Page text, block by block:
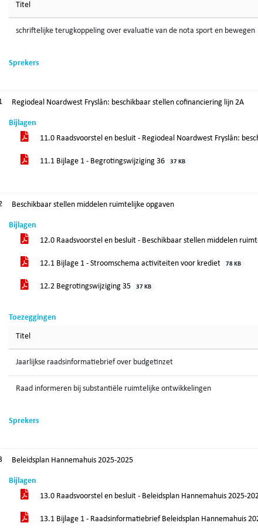
Titel
schriftelijke terugkoppeling over evaluatie van de nota sport en bewegen
Sprekers
Regiodeal Noardwest Fryslân: beschikbaar stellen cofinanciering lijn 2A
Bijlagen
11.0 Raadsvoorstel en besluit - Regiodeal Noardwest Fryslân:
11.1 Bijlage 1 - Begrotingswijziging 36 37 KB
Beschikbaar stellen middelen ruimtelijke opgaven
Bijlagen
12.0 Raadsvoorstel en besluit - Beschikbaar stellen middelen
12.1 Bijlage 1 - Stroomschema activiteiten voor krediet 78 KB
12.2 Begrotingswijziging 35 37 KB
Toezeggingen
Titel
Jaarlijkse raadsinformatiebrief over budgetinzet
Raad informeren bij substantiële ruimtelijke ontwikkelingen
Sprekers
Beleidsplan Hannemahuis 2025-2025
Bijlagen
13.0 Raadsvoorstel en besluit - Beleidsplan Hannemahuis 2025-
13.1 Bijlage 1 - Raadsinformatiebrief Beleidsplan Hannemahuis